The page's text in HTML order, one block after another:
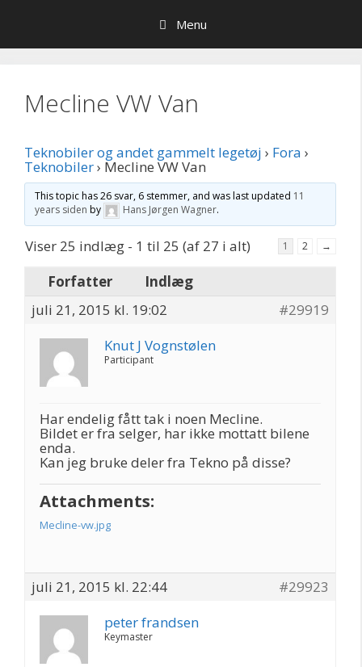
indhold
Menu
Mecline VW Van
Teknobiler og andet gammelt legetøj › Fora ›
Teknobiler› Mecline VW Van
This topic has 26 svar, 6 stemmer, and was last updated 11
years siden by Hans Jørgen Wagner.
Viser 25 indlæg - 1 til 25 (af 27 i alt) 1 2 →
Forfatter
Indlæg
juli 21, 2015 kl. 19:02
#29919
Knut J Vognstølen
Participant
Har endelig fått tak i noen Mecline.
Bildet er fra selger, har ikke mottatt bilene
enda.
Kan jeg bruke deler fra Tekno på disse?
Attachments:
Mecline-vw.jpg
juli 21, 2015 kl. 22:44
#29923
peter frandsen
Keymaster